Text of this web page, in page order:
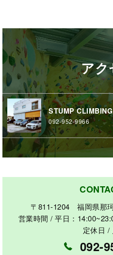
アク
STUMP CLIMBING
092-952-9966
〒811-1204 福岡県那
営業時間 / 平日：
定休日 /
092-